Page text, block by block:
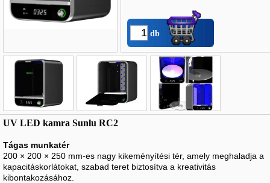
db
Név*:
Telefon *
UV LED kamra Sunlu RC2
Tágas munkatér
200 × 200 × 250 mm-es nagy kikeményítési tér, amely meghaladja a
kapacitáskorlátokat, szabad teret biztosítva a kreativitás
kibontakozásához.